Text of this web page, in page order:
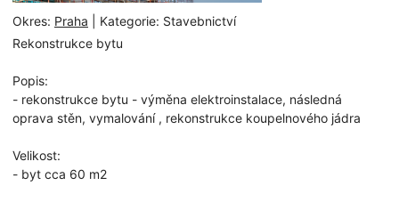
Okres: Praha | Kategorie: Stavebnictví
Rekonstrukce bytu
Popis:
- rekonstrukce bytu - výměna elektroinstalace, následná
oprava stěn, vymalování , rekonstrukce koupelnového jádra
Velikost:
- byt cca 60 m2